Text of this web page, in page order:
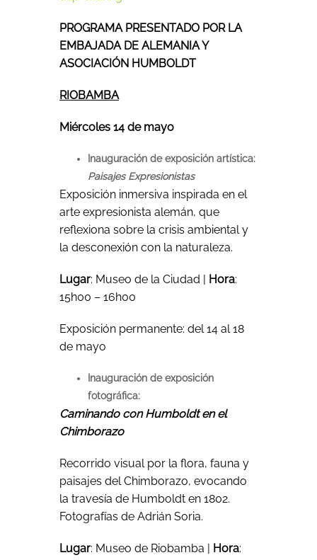
PROGRAMA PRESENTADO POR LA
EMBAJADA DE ALEMANIA Y
ASOCIACIÓN HUMBOLDT
RIOBAMBA
Miércoles 14 de mayo
Inauguración de exposición artística:
Paisajes Expresionistas
Exposición inmersiva inspirada en el
arte expresionista alemán, que
reflexiona sobre la crisis ambiental y
la desconexión con la naturaleza.
Lugar: Museo de la Ciudad | Hora:
15h00 – 16h00
Exposición permanente: del 14 al 18
de mayo
Inauguración de exposición
fotográfica:
Caminando con Humboldt en el
Chimborazo
Recorrido visual por la flora, fauna y
paisajes del Chimborazo, evocando
la travesía de Humboldt en 1802.
Fotografías de Adrián Soria.
Lugar: Museo de Riobamba | Hora: